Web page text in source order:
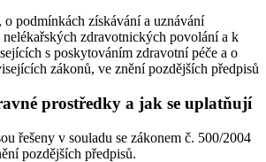
podmínkách získávání a uznávání
zdravotnických povolání a k
s poskytováním zdravotní péče a o
zákonů, ve znění pozdějších předpisů
prostředky a jak se uplatňují
řešeny v souladu se zákonem č. 500/2004
pozdějších předpisů.